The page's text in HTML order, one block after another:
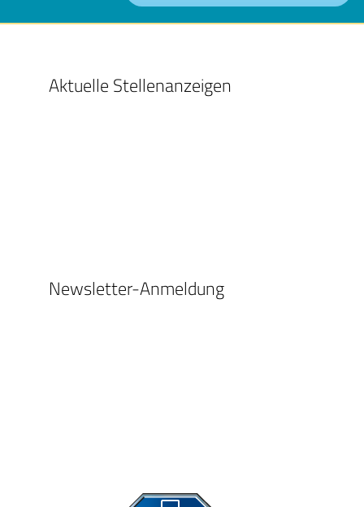
Aktuelle Stellenanzeigen
Newsletter-Anmeldung